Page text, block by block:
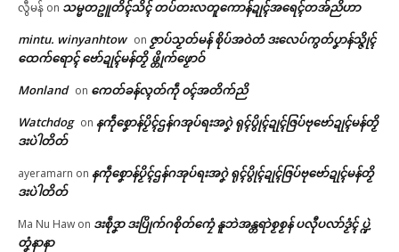
လွီမန် on သမ္မတဥူတိၚ်သိၚ် တပ်တးလတူကောန်ဍုၚ်အရေၚ်တအ်ညိဟာ
mintu. winyanhtow on ဇၟာပ်သၟတ်မန် စိုပ်အဝဲတံ ဒးလေပ်ကွတ်ပၞာန်သ္ဇိုၚ်
ထေက်ရောၚ် ဗော်ဍုၚ်မန်တၟိ ဖ္တိုက်ဖၟောဝ်
Monland on ကေတ်ခန်လ္ၚတ်ကဵု ၀ၚ်အတိက်ညိ
Watchdog on နကဵုစၞောန်ပၟိၚ်ဌန်ဂအုပ်ရးအဂၞဲ ရုၚ်ပွိုၚ်ဍုၚ်ဇြပ်ဗုဗော်ဍုၚ်မန်တၟိ
ဒးပဲါတိတ်
ayeramarn on နကဵုစၞောန်ပၟိၚ်ဌန်ဂအုပ်ရးအဂၞဲ ရုၚ်ပွိုၚ်ဍုၚ်ဇြပ်ဗုဗော်ဍုၚ်မန်တၟိ
ဒးပဲါတိတ်
Ma Nu Haw on ဒးစဵုဒၞာ ဒးပြိုက်ဂစိုတ်ကၠေံ နူဘဲအန္တရာဲစၟစၟန် ပလီုပလာ်ဒၟံၚ် ပ္ဍဲ
တၞံနာနာ